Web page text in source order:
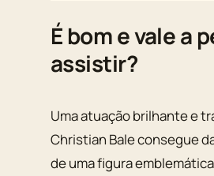
É bom e vale a
assistir?
Uma atuação brilhante e
Christian Bale consegue
de uma figura